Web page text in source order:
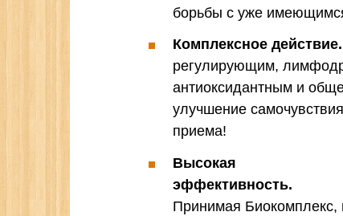
борьбы с уже
Комплексное действие.
регулирующим,
антиоксидантным и
улучшение
приема!
Высокая
эффективность.
Принимая Биокомплекс,